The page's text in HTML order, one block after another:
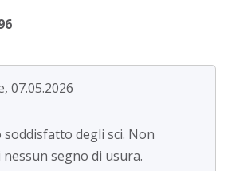
07.05.2026
degli sci. Non
segno di usura.